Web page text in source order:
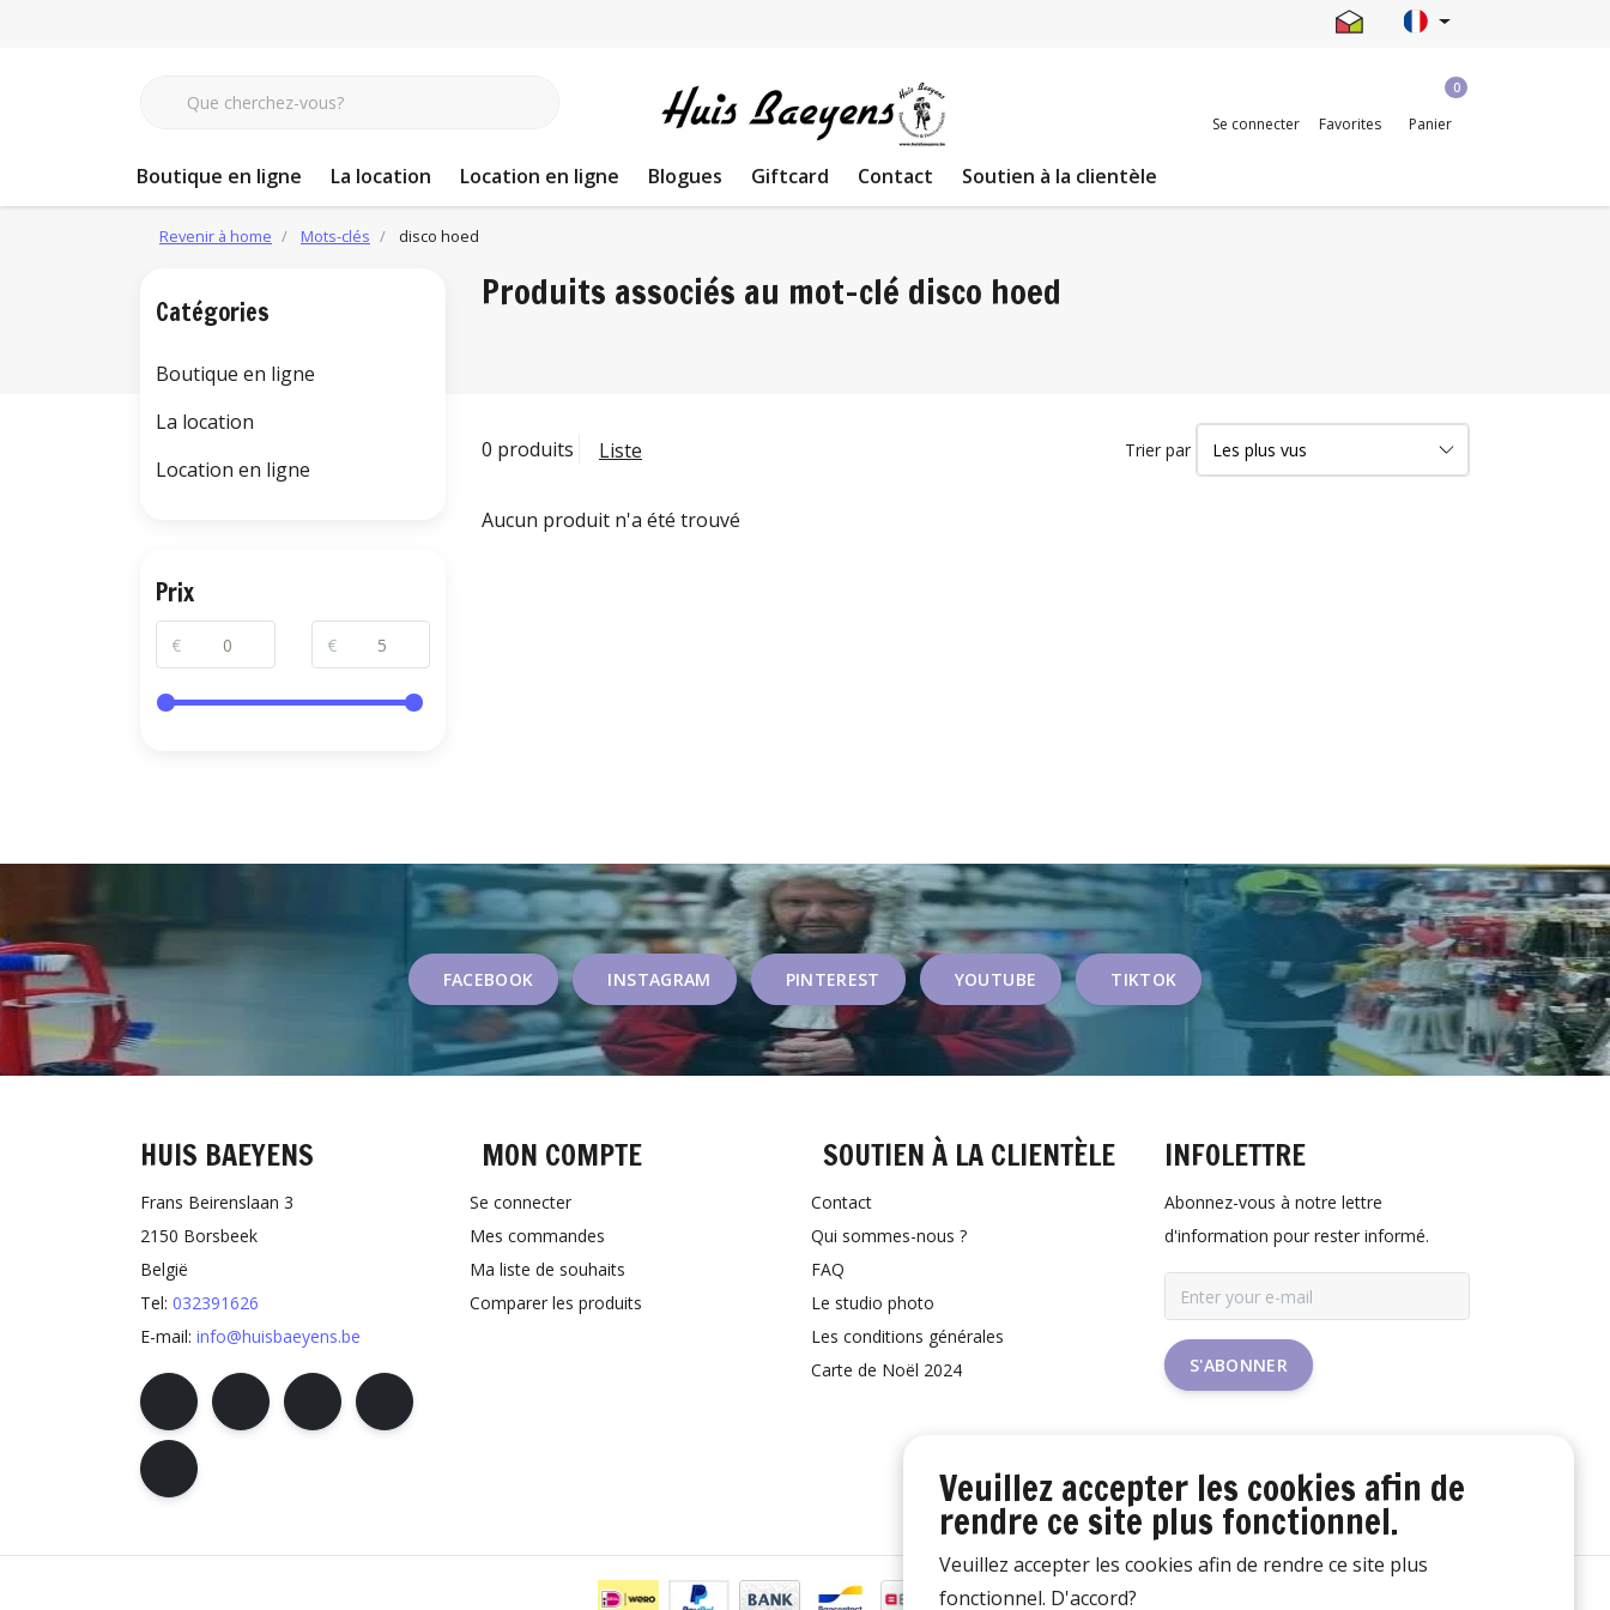
Se connecter Favorites
0
Panier
Boutique en ligne La location Location en ligne Blogues Giftcard Contact Soutien à la clientèle
Revenir à home Mots-clés disco hoed
Produits associés au mot-clé disco hoed
0 produits Liste Trier par
Aucun produit n'a été trouvé
Catégories
Boutique en ligne
La location
Location en ligne
Prix
€ €
FACEBOOK INSTAGRAM PINTEREST YOUTUBE TIKTOK
HUIS BAEYENS
Frans Beirenslaan 3
2150 Borsbeek
België
Tel: 032391626
E-mail: info@huisbaeyens.be
MON COMPTE
Se connecter
Mes commandes
Ma liste de souhaits
Comparer les produits
SOUTIEN À LA CLIENTÈLE
Contact
Qui sommes-nous ?
FAQ
Le studio photo
Les conditions générales
Carte de Noël 2024
INFOLETTRE
Abonnez-vous à notre lettre
d'information pour rester informé.
S'ABONNER
Veuillez accepter les cookies afin de
rendre ce site plus fonctionnel.
Veuillez accepter les cookies afin de rendre ce site plus
fonctionnel. D'accord?